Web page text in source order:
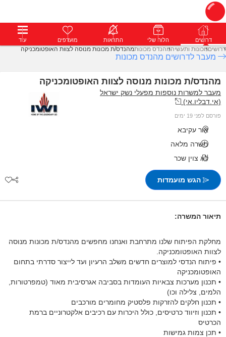
דרושים פרופילים הודעות פרימיום דרושים הלוח שלי התראות מועדפים עוד
דרושיםמכונות ותעשיהמהנדס מכונותמהנדס/ת מכונות מנוסה לצוות האופטומכניקה
מעבר לדרושים מהנדס מכונות
מהנדס/ת מכונות מנוסה לצוות האופטומכניקה
מעבר למשרות נוספות מפעלי נשק ישראל
(אי.דבליו.אי)
פורסם לפני 19 ימים
אור עקיבא
משרה מלאה
לא צוין שכר
הגש מועמדות
תיאור המשרה:
מחלקת הפיתוח שלנו מתרחבת ואנחנו מחפשים מהנדס/ת מכונות מנוסה
לצוות האופטומכניקה.
• פיתוח הנדסי למוצרים חדשים משלב הרעיון ועד לייצור סדרתי בתחום
האופטומכניקה
• תכנון מערכות צבאיות העומדות בסביבה אגרסיבית מאוד (טמפרטורות,
הלמים, צלילה וכו)
• תכנון חלקים להזרקות פלסטיק מחומרים מורכבים
• תכנון וזיווד כרטיסים, כולל היכרות עם רכיבים אלקטרוניים ברמת
הכרטיס
• תכן צמות גמישות